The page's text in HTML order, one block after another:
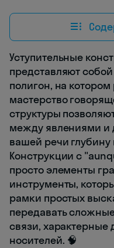
Уступительные
представляют
полигон, на
мастерство
структуры
между явлениями и
вашей речи глубину
Конструкции с
просто элементы
инструменты,
рамки простых
передавать
связи, характерные
носителей. 🧠